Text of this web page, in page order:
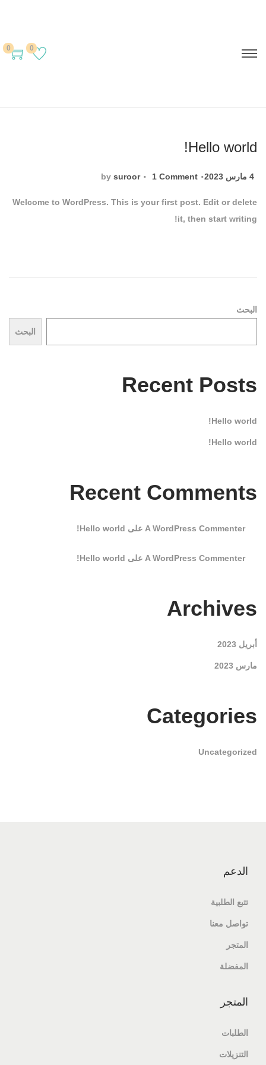
0
0
Hello world!
P
t
4 مارس 2023 .
by suroor . 1 Comment
Welcome to WordPress. This is your first post. Edit or delete
it, then start writing!
البحث
البحث
Recent Posts
Hello world!
Hello world!
Recent Comments
A WordPress Commenter على Hello world!
A WordPress Commenter على Hello world!
Archives
أبريل 2023
مارس 2023
Categories
Uncategorized
الدعم
تتبع الطلبية
تواصل معنا
المتجر
المفضلة
المتجر
الطلبات
التنزيلات